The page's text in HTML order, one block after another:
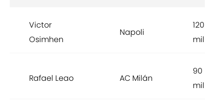
Victor
Osimhen
Napoli
120
Rafael Leao AC Milán
90